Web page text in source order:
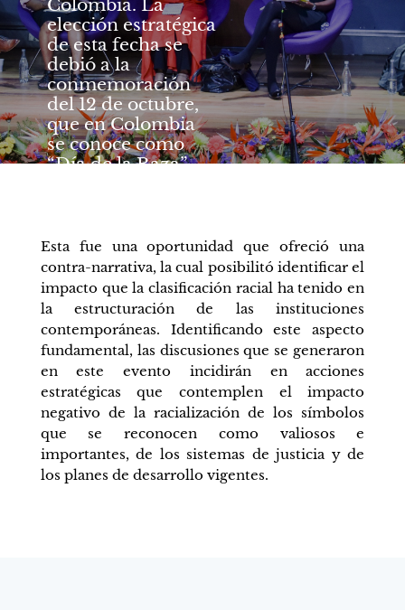
Colombia. La
elección estratégica
de esta fecha se
debió a la
conmemoración
del 12 de octubre,
que en Colombia
se conoce como
“Día de la Raza”.
Esta fue una oportunidad que ofreció una
contra-narrativa, la cual posibilitó identificar el
impacto que la clasificación racial ha tenido en
la estructuración de las instituciones
contemporáneas. Identificando este aspecto
fundamental, las discusiones que se generaron
en este evento incidirán en acciones
estratégicas que contemplen el impacto
negativo de la racialización de los símbolos
que se reconocen como valiosos e
importantes, de los sistemas de justicia y de
los planes de desarrollo vigentes.